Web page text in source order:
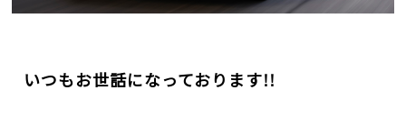
いつもお世話になっております!!